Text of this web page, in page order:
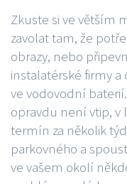
Zkuste si ve větším
zavolat tam, že
obrazy, nebo
instalatérské firmy
ve vodovodní
opravdu není vtip,
termín za několik
parkovného a
ve vašem okolí